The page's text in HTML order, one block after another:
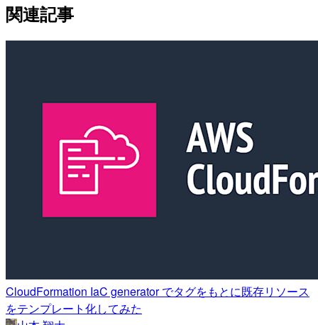
関連記事
CloudFormation IaC generator でタグをもとに既存リソース
をテンプレート化してみた